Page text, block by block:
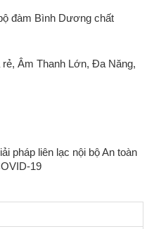
đàm Bình Dương chất
Âm Thanh Lớn, Đa Năng,
pháp liên lạc nội bộ An toàn
19